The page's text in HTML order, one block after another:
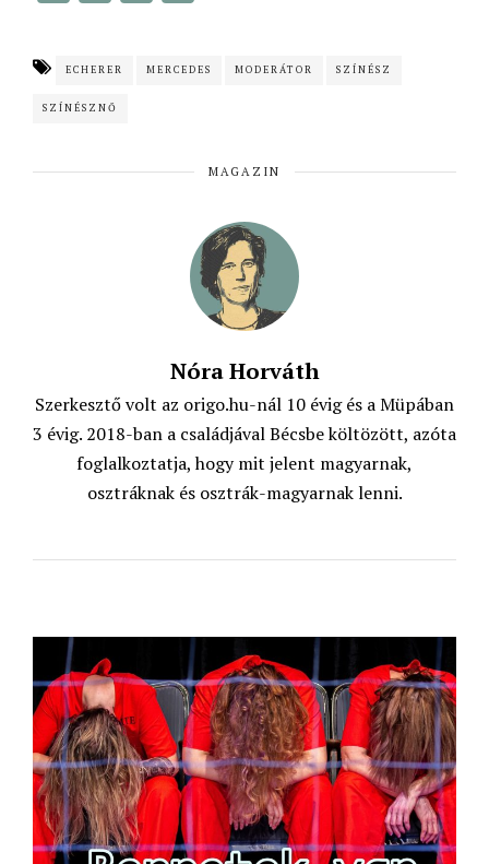
b
s
ECHERER MERCEDES MODERÁTOR SZÍNÉSZ
SZÍNÉSZNŐ
MAGAZIN
Nóra Horváth
Szerkesztő volt az origo.hu-nál 10 évig és a Müpában
3 évig. 2018-ban a családjával Bécsbe költözött, azóta
foglalkoztatja, hogy mit jelent magyarnak,
osztráknak és osztrák-magyarnak lenni.